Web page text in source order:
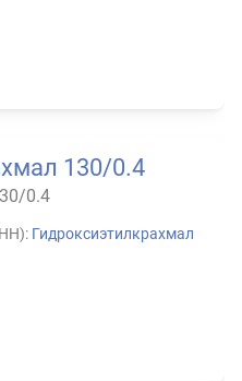
130/0.4
0.4
Гидроксиэтилкрахмал